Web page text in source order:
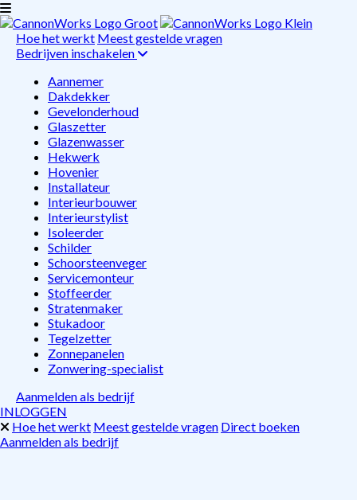
Hoe het werkt Meest gestelde vragen
Bedrijven inschakelen
Aannemer
Dakdekker
Gevelonderhoud
Glaszetter
Glazenwasser
Hekwerk
Hovenier
Installateur
Interieurbouwer
Interieurstylist
Isoleerder
Schilder
Schoorsteenveger
Servicemonteur
Stoffeerder
Stratenmaker
Stukadoor
Tegelzetter
Zonnepanelen
Zonwering-specialist
Aanmelden als bedrijf
INLOGGEN
Hoe het werkt Meest gestelde vragen Direct boeken
Aanmelden als bedrijf